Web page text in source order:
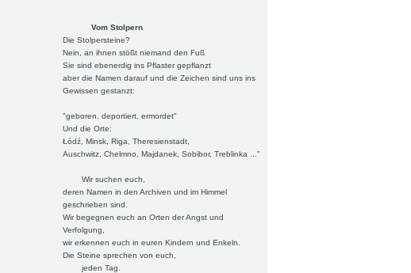
Vom Stolpern
Die Stolpersteine?
Nein, an ihnen stößt niemand den Fuß
Sie sind ebenerdig ins Pflaster gepflanzt
aber die Namen darauf und die Zeichen sind uns ins
Gewissen gestanzt:
"geboren, deportiert, ermordet"
Und die Orte:
Łódź, Minsk, Riga, Theresienstadt,
Auschwitz, Chelmno, Majdanek, Sobibor, Treblinka ..."
Wir suchen euch,
deren Namen in den Archiven und im Himmel
geschrieben sind.
Wir begegnen euch an Orten der Angst und
Verfolgung,
wir erkennen euch in euren Kindern und Enkeln.
Die Steine sprechen von euch,
jeden Tag.